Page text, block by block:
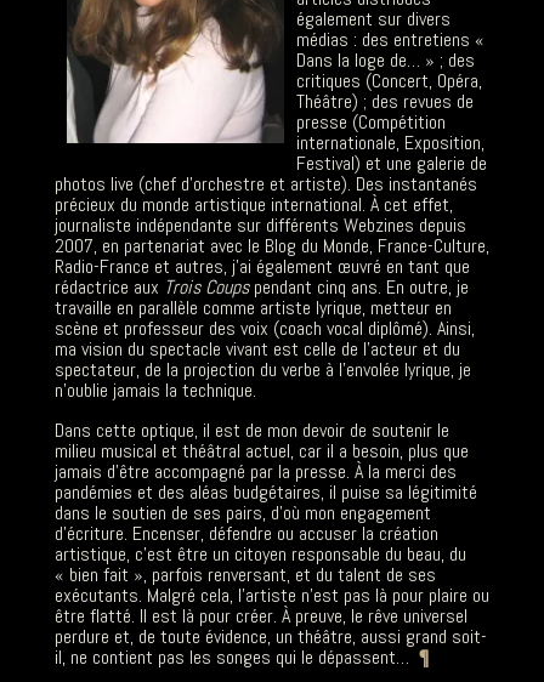
également sur divers
médias : des entretiens «
Dans la loge de… » ; des
critiques (Concert, Opéra,
Théâtre) ; des revues de
presse (Compétition
internationale, Exposition,
Festival) et une galerie de
photos live (chef d’orchestre et artiste). Des instantanés
précieux du monde artistique international. À cet effet,
journaliste indépendante sur différents Webzines depuis
2007, en partenariat avec le Blog du Monde, France-Culture,
Radio-France et autres, j’ai également œuvré en tant que
rédactrice aux Trois Coupspendant cinq ans. En outre, je
travaille en parallèle comme artiste lyrique, metteur en
scène et professeur des voix (coach vocal diplômé). Ainsi,
ma vision du spectacle vivant est celle de l’acteur et du
spectateur, de la projection du verbe à l’envolée lyrique, je
n’oublie jamais la technique.
Dans cette optique, il est de mon devoir de soutenir le
milieu musical et théâtral actuel, car il a besoin, plus que
jamais d’être accompagné par la presse. À la merci des
pandémies et des aléas budgétaires, il puise sa légitimité
dans le soutien de ses pairs, d’où mon engagement
d’écriture. Encenser, défendre ou accuser la création
artistique, c’est être un citoyen responsable du beau, du
« bien fait », parfois renversant, et du talent de ses
exécutants. Malgré cela, l’artiste n’est pas là pour plaire ou
être flatté. II est là pour créer. À preuve, le rêve universel
perdure et, de toute évidence, un théâtre, aussi grand soit-
il, ne contient pas les songes qui le dépassent… ¶